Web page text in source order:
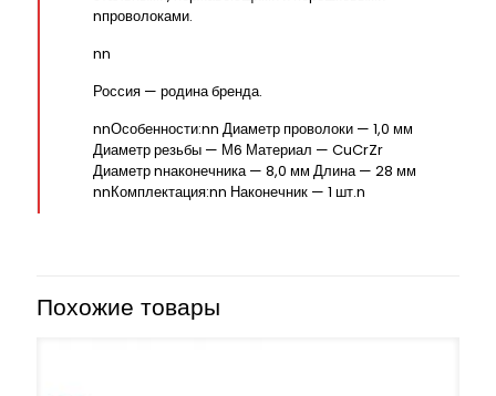
nпроволоками.
nn
Россия — родина бренда.
nnОсобенности:nn Диаметр проволоки — 1,0 мм
Диаметр резьбы — М6 Материал — CuCrZr
Диаметр nнаконечника — 8,0 мм Длина — 28 мм
nnКомплектация:nn Наконечник — 1 шт.n
Похожие товары